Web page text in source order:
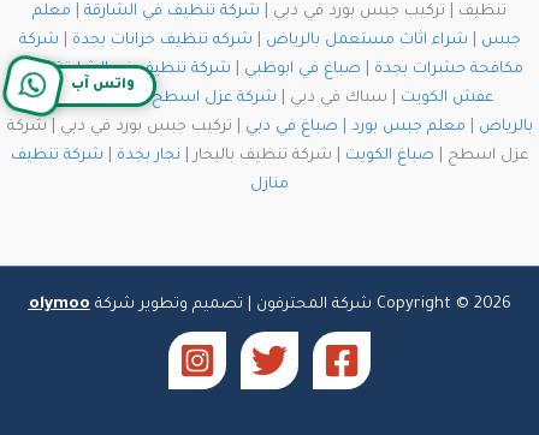
تنظيف | تركيب جبس بورد في دبي | شركة تنظيف في الشارقة
معلم
جبس
شراء اثاث مستعمل بالرياض شركه تنظيف خزانات بجدة
شركة
مكافحة حشرات بجدة
صباغ في ابوظبي شركة تنظيف في الشارقة| نقل
عفش الكويت | سباك في دبي | شركة عزل اسطح|شركة تنظيف
بالرياض
معلم جبس بورد صباغ في دبي
| تركيب جبس بورد في دبي | شركة
عزل اسطح | صباغ الكويت | شركة تنظيف بالبخار | نجار بجدة
شركة تنظيف
منازل
Copyright © 2026 شركة المحترفون | تصميم وتطوير شركة olymoo
واتس آب